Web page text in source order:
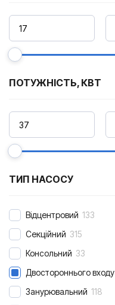
ПОТУЖНІСТЬ, КВТ
ТИП НАСОСУ
Відцентровий 133
Секційний 315
Консольний 33
Двостороннього входу
Занурювальний 118